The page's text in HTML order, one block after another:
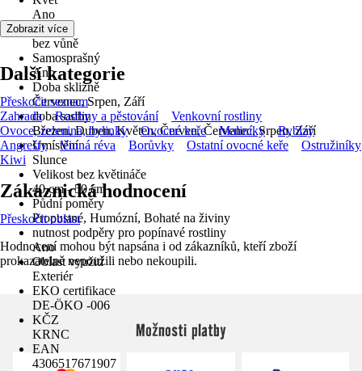
Ano
Vůně
bez vůně
Samosprašný
Ano
Doba sklizně
Červenec, Srpen, Září
doba sadby
Březen, Duben, Květen, Červen, Červenec, Srpen, Září
Umístění
Slunce
Velikost bez květináče
40 cm - 50 cm
Půdní poměry
Propustné, Humózní, Bohaté na živiny
nutnost podpěry pro popínavé rostliny
Ano
Oblast využití
Exteriér
EKO certifikace
DE-ÖKO -006
KČZ
KRNC
EAN
4306517671907
Zobrazit více
Další kategorie
Přeskočit seznam
Zahrada
Rostliny a pěstování
Venkovní rostliny
Ovoce, zelenina, bylinky
Ovocné keře Maliníky
Rybízy
Angrešty
Vinná réva Borůvky Ostatní ovocné keře
Ostružiníky
Kiwi
Zákaznická hodnocení
Přeskočit oblast
Hodnocení mohou být napsána i od zákazníků, kteří zboží
prokazatelně nepoužili nebo nekoupili.
Možnosti platby